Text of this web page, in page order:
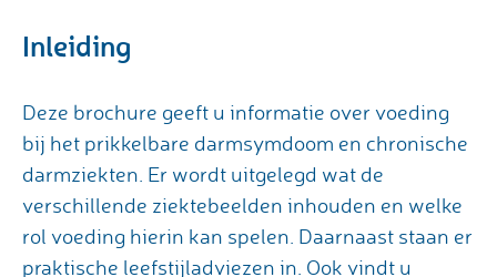
Inleiding
Deze brochure geeft u informatie over voeding
bij het prikkelbare darmsymdoom en chronische
darmziekten. Er wordt uitgelegd wat de
verschillende ziektebeelden inhouden en welke
rol voeding hierin kan spelen. Daarnaast staan er
praktische leefstijladviezen in. Ook vindt u